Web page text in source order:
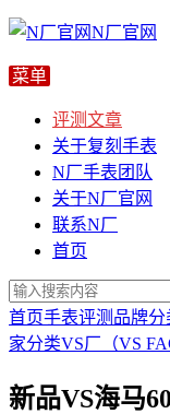
N厂官网
评测文章
关于复刻手表
N厂手表团队
关于N厂官网
联系N厂
首页
首页手表评测 品牌分
家分类VS厂（VS
新品VS海马